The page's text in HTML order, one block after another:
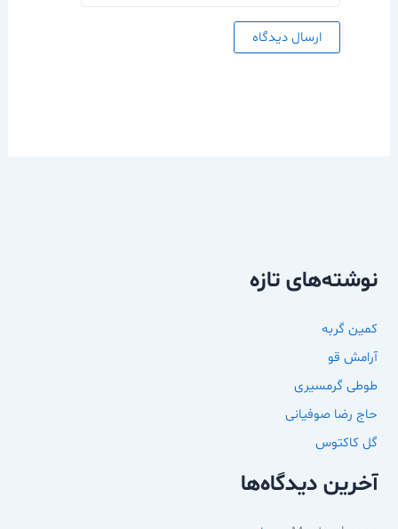
نوشته‌های تازه
کمین گربه
آرامش قو
طوطی گرمسیری
حاج رضا صوفیانی
گل کاکتوس
آخرین دیدگاه‌ها